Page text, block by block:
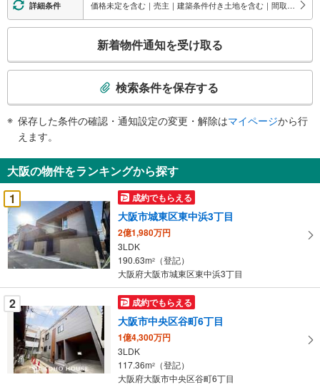
詳細条件 価格未定を含む｜売主｜建築条件付き土地を含む｜間取り未定を含む
検
知
を
受
け
る
・
条
件
を
マ
ペ
ー
新着物件通知を受け取る
検索条件を保存する
保存した条件の確認・通知設定の変更・解除はマイページから行
えます。
大阪の物件をランキングから探す
1
成約でもらえる
大阪市城東区東中浜3丁目
2億1,980万円
3LDK
190.63m2
（登記）
大阪府大阪市城東区東中浜3丁目
2 成約でもらえる
大阪市中央区谷町6丁目
1億4,300万円
3LDK
117.36m2
（登記）
大阪府大阪市中央区谷町6丁目